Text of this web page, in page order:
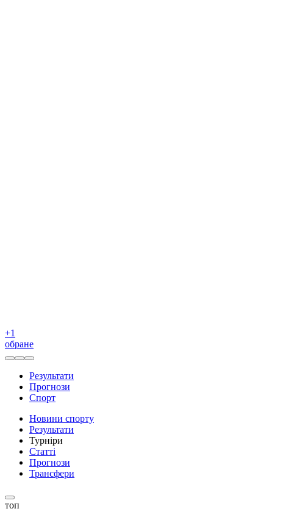
+1
обране
Результати
Прогнози
Спорт
Новини спорту
Результати
Турніри
Статті
Прогнози
Трансфери
топ